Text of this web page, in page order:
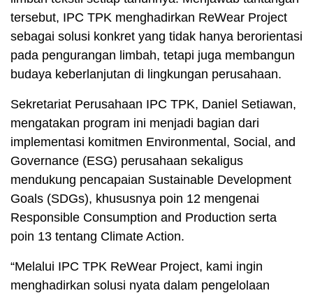
tersebut, IPC TPK menghadirkan ReWear Project
sebagai solusi konkret yang tidak hanya berorientasi
pada pengurangan limbah, tetapi juga membangun
budaya keberlanjutan di lingkungan perusahaan.
Sekretariat Perusahaan IPC TPK, Daniel Setiawan,
mengatakan program ini menjadi bagian dari
implementasi komitmen Environmental, Social, and
Governance (ESG) perusahaan sekaligus
mendukung pencapaian Sustainable Development
Goals (SDGs), khususnya poin 12 mengenai
Responsible Consumption and Production serta
poin 13 tentang Climate Action.
“Melalui IPC TPK ReWear Project, kami ingin
menghadirkan solusi nyata dalam pengelolaan